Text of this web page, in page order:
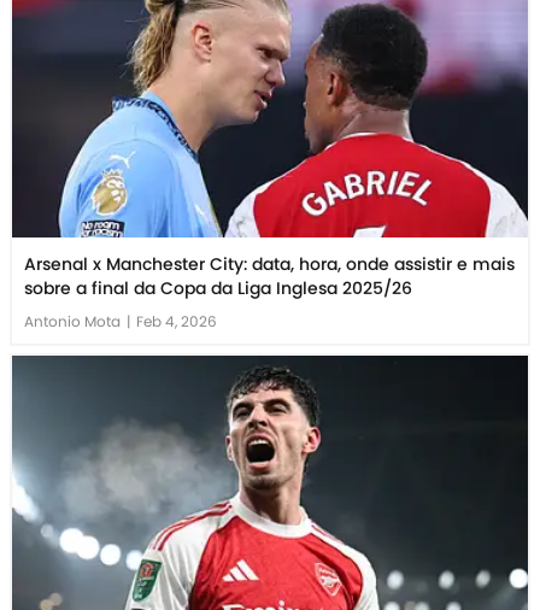
Arsenal x Manchester City: data, hora, onde assistir e mais
sobre a final da Copa da Liga Inglesa 2025/26
Antonio Mota | Feb 4, 2026